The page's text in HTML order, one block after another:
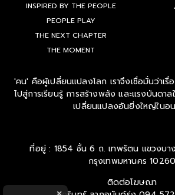
INSPIRED BY THE PEOPLE
PEOPLE PLAY
THE NEXT CHAPTER
THE MOMENT
'คน' คือผู้เปลี่ยนแปลงโลก เราจึงเชื่อมั่นว่าเ
ไปสู่การเรียนรู้ การสร้างพลัง และแรงบันดา
เปลี่ยนแปลงอันยิ่งใหญ่ในอ
ที่อยู่ : 1854 ชั้น 6 ถ. เทพรัตน แขวงบา
กรุงเทพมหานคร 10260
ติดต่อโฆษณา